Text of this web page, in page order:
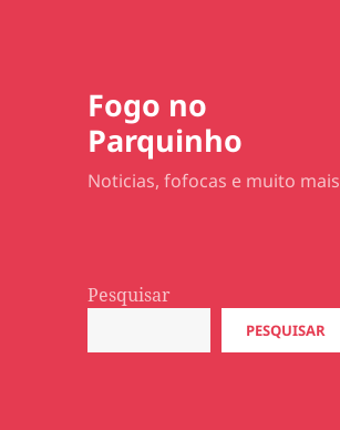
Fogo no
Parquinho
Noticias, fofocas e muito mais
Pesquisar
PESQUISAR